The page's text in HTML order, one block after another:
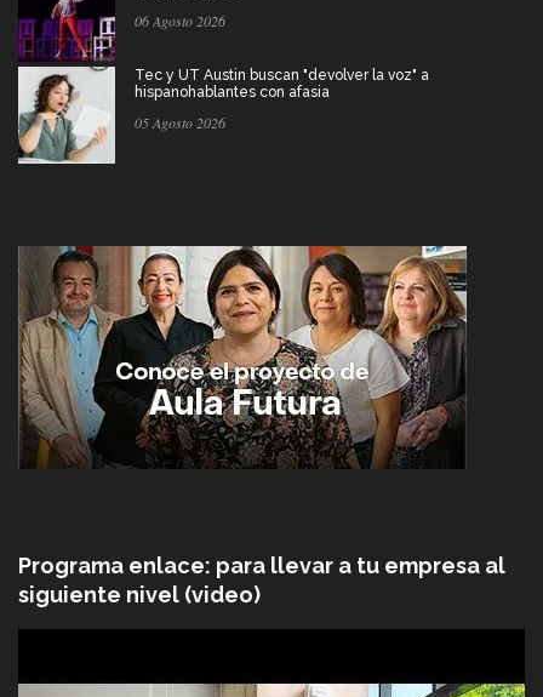
06 Agosto 2026
Tec y UT Austin buscan "devolver la voz" a
hispanohablantes con afasia
05 Agosto 2026
Programa enlace: para llevar a tu empresa al
siguiente nivel (video)